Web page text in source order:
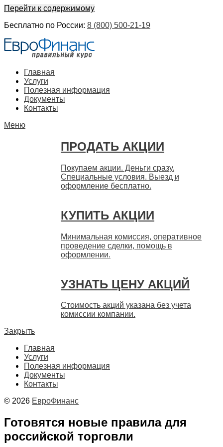
Перейти к содержимому
Бесплатно по России: 8 (800) 500-21-19
ЕвроФинанс
БыстроГлавная
Услуги
Полезная информация
Документы
Контакты
Меню
ПРОДАТЬ АКЦИИ
Покупаем акции. Деньги сразу.
Специальные условия. Выезд и
оформление бесплатно.
КУПИТЬ АКЦИИ
Минимальная комиссия, оперативное
проведение сделки, помощь в
оформлении.
УЗНАТЬ ЦЕНУ АКЦИЙ
Стоимость акций указана без учета
комиссии компании.
Закрыть
Главная
Услуги
Полезная информация
Документы
Контакты
© 2026 ЕвроФинанс
Готовятся новые правила для
российской торговли